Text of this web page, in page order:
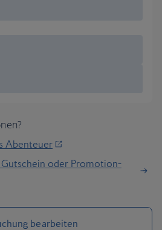
Abenteuer
oder Promotion-
bearbeiten